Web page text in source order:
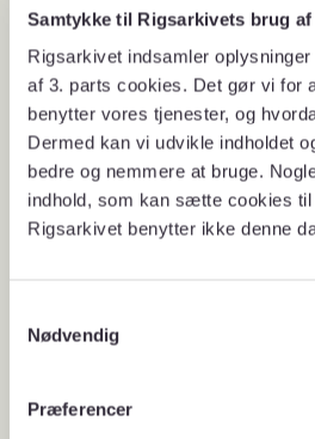
Samtykke til Rigsarkivets brug
Rigsarkivet indsamler
af 3. parts cookies. Det gør vi for
benytter vores tjenester, og
Dermed kan vi udvikle indholdet
bedre og nemmere at bruge.
indhold, som kan sætte cookies
Rigsarkivet benytter ikke denne
Nødvendig
Præferencer
aflevering
Download
Bemærk at
kører
for at give
AdaSetup
Vejledning
Bliv
ADA, og